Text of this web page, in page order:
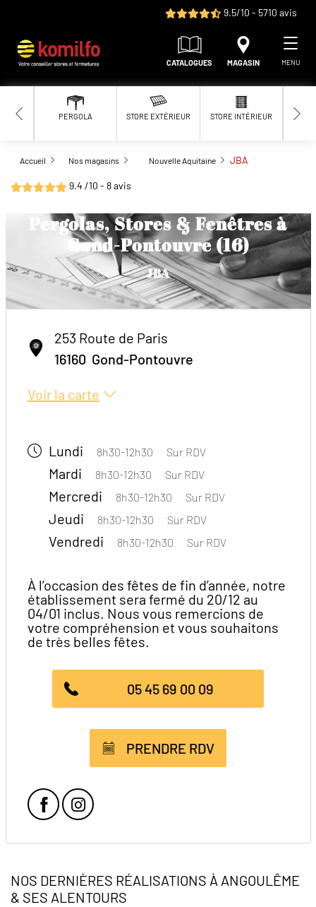
9.5/10 - 5710 avis
CATALOGUES MAGASIN MENU
PERGOLA STORE EXTÉRIEUR STORE INTÉRIEUR
Accueil Nos magasins Nouvelle Aquitaine JBA
9.4 /10 - 8 avis
Pergolas, Stores & Fenêtres à
Gond-Pontouvre (16)
JBA
253 Route de Paris
16160 Gond-Pontouvre
Voir la carte
Lundi 8h30-12h30 Sur RDV
Mardi 8h30-12h30 Sur RDV
Mercredi 8h30-12h30 Sur RDV
Jeudi 8h30-12h30 Sur RDV
Vendredi 8h30-12h30 Sur RDV
À l’occasion des fêtes de fin d’année, notre
établissement sera fermé du 20/12 au
04/01 inclus. Nous vous remercions de
votre compréhension et vous souhaitons
de très belles fêtes.
05 45 69 00 09
PRENDRE RDV
Facebook
Instagram
NOS DERNIÈRES RÉALISATIONS À ANGOULÊME
& SES ALENTOURS